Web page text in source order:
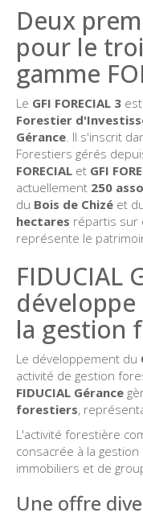
Deux
pour le
gamme
Le GFI FORECIAL 3
Forestier
Gérance. Il s'inscrit
Forestiers gérés
FORECIAL et GFI
actuellement 250
du Bois de Chizé et
hectares répartis sur
représente le
FIDUCIAL
la gestion
Le développement du
activité de gestion
FIDUCIAL Gérance
forestiers,
L'activité forestière
consacrée à la
immobiliers et de
Une offre